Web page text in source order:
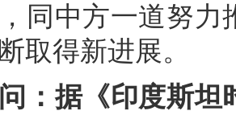
同中方一道努力
取得新进展。
问：据《印度斯坦